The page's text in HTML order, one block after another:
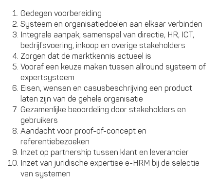
Gedegen voorbereiding
Systeem en organisatiedoelen aan elkaar verbinden
Integrale aanpak; samenspel van directie, HR, ICT,
bedrijfsvoering, inkoop en overige stakeholders
Zorgen dat de marktkennis actueel is
Vooraf een keuze maken tussen allround systeem of
expertsysteem
Eisen, wensen en casusbeschrijving een product
laten zijn van de gehele organisatie
Gezamenlijke beoordeling door stakeholders en
gebruikers
Aandacht voor proof-of-concept en
referentiebezoeken
Inzet op partnership tussen klant en leverancier
Inzet van juridische expertise e-HRM bij de selectie
van systemen